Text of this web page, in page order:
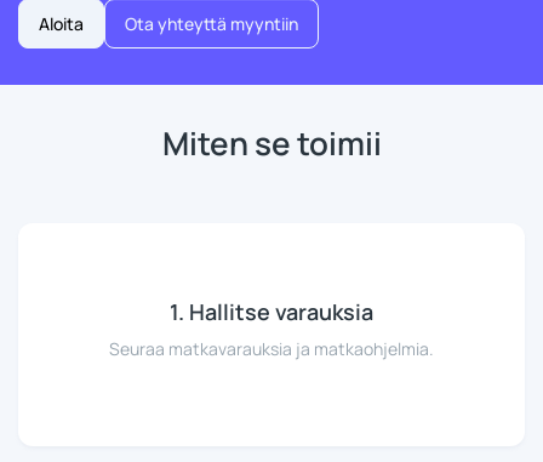
Aloita
Ota yhteyttä myyntiin
Miten se toimii
1. Hallitse varauksia
Seuraa matkavarauksia ja matkaohjelmia.